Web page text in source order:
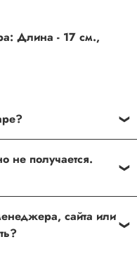
Длина - 17 см.,
свой отзыв.
одной до пяти
модерацию.
не получается.
то свяжитесь с
сайта или